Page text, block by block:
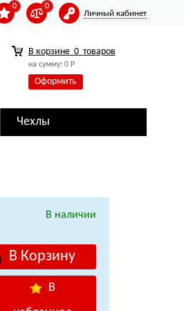
Личный кабинет
0
0
В корзине 0 товаров
на сумму: 0Р
Оформить
Чехлы
В наличии
В